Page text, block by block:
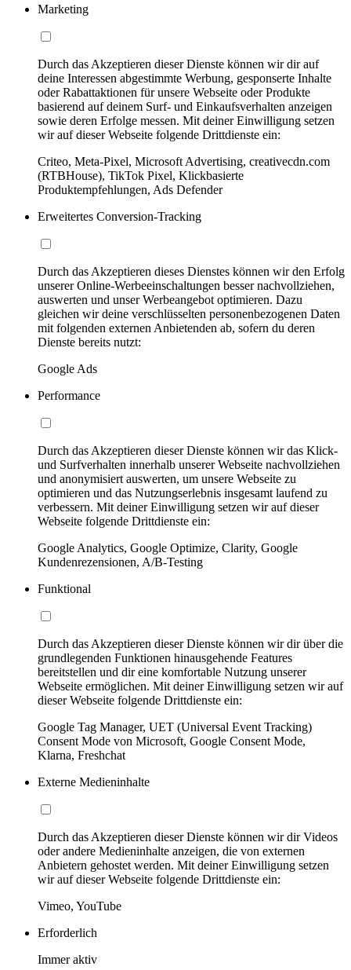
Marketing
Durch das Akzeptieren dieser Dienste können wir dir auf
deine Interessen abgestimmte Werbung, gesponserte Inhalte
oder Rabattaktionen für unsere Webseite oder Produkte
basierend auf deinem Surf- und Einkaufsverhalten anzeigen
sowie deren Erfolge messen. Mit deiner Einwilligung setzen
wir auf dieser Webseite folgende Drittdienste ein:
Criteo, Meta-Pixel, Microsoft Advertising, creativecdn.com
(RTBHouse), TikTok Pixel, Klickbasierte
Produktempfehlungen, Ads Defender
Erweitertes Conversion-Tracking
Durch das Akzeptieren dieses Dienstes können wir den Erfolg
unserer Online-Werbeeinschaltungen besser nachvollziehen,
auswerten und unser Werbeangebot optimieren. Dazu
gleichen wir deine verschlüsselten personenbezogenen Daten
mit folgenden externen Anbietenden ab, sofern du deren
Dienste bereits nutzt:
Google Ads
Performance
Durch das Akzeptieren dieser Dienste können wir das Klick-
und Surfverhalten innerhalb unserer Webseite nachvollziehen
und anonymisiert auswerten, um unsere Webseite zu
optimieren und das Nutzungserlebnis insgesamt laufend zu
verbessern. Mit deiner Einwilligung setzen wir auf dieser
Webseite folgende Drittdienste ein:
Google Analytics, Google Optimize, Clarity, Google
Kundenrezensionen, A/B-Testing
Funktional
Durch das Akzeptieren dieser Dienste können wir dir über die
grundlegenden Funktionen hinausgehende Features
bereitstellen und dir eine komfortable Nutzung unserer
Webseite ermöglichen. Mit deiner Einwilligung setzen wir auf
dieser Webseite folgende Drittdienste ein:
Google Tag Manager, UET (Universal Event Tracking)
Consent Mode von Microsoft, Google Consent Mode,
Klarna, Freshchat
Externe Medieninhalte
Durch das Akzeptieren dieser Dienste können wir dir Videos
oder andere Medieninhalte anzeigen, die von externen
Anbietern gehostet werden. Mit deiner Einwilligung setzen
wir auf dieser Webseite folgende Drittdienste ein:
Vimeo, YouTube
Erforderlich
Immer aktiv